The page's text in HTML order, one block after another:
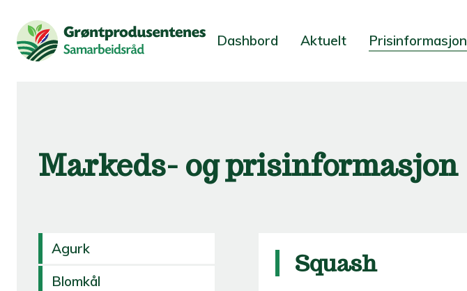
Dashbord Aktuelt Prisinformasjon
Markeds- og prisinformasjon
Agurk
Blomkål
Squash